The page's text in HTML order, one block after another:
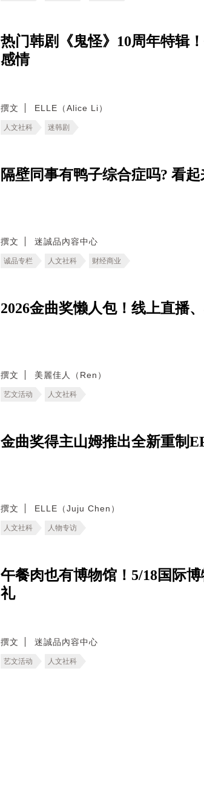
热门韩剧《鬼怪》10周年特辑
感情
撰文 ELLE（Alice Li）
人文社科 迷韩剧
隔壁同事有鸭子综合症吗? 看
撰文 迷誠品內容中心
诚品专栏 人文社科 财经商业
2026金曲奖懒人包！线上直播
撰文 美麗佳人（Ren）
艺文活动 人文社科
金曲奖得主山姆推出全新重制
撰文 ELLE（Juju Chen）
人文社科 人物专访
午餐肉也有博物馆！5/18国际
礼
撰文 迷誠品內容中心
艺文活动 人文社科